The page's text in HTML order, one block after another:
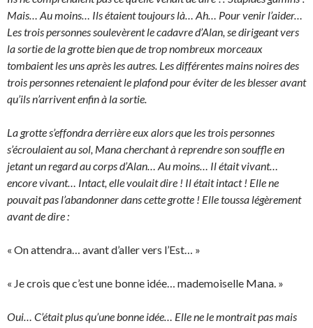
Mais… Au moins… Ils étaient toujours là… Ah… Pour venir l’aider…
Les trois personnes soulevèrent le cadavre d’Alan, se dirigeant vers
la sortie de la grotte bien que de trop nombreux morceaux
tombaient les uns après les autres. Les différentes mains noires des
trois personnes retenaient le plafond pour éviter de les blesser avant
qu’ils n’arrivent enfin à la sortie.
La grotte s’effondra derrière eux alors que les trois personnes
s’écroulaient au sol, Mana cherchant à reprendre son souffle en
jetant un regard au corps d’Alan… Au moins… Il était vivant…
encore vivant… Intact, elle voulait dire ! Il était intact ! Elle ne
pouvait pas l’abandonner dans cette grotte ! Elle toussa légèrement
avant de dire :
« On attendra… avant d’aller vers l’Est… »
« Je crois que c’est une bonne idée… mademoiselle Mana. »
Oui… C’était plus qu’une bonne idée… Elle ne le montrait pas mais